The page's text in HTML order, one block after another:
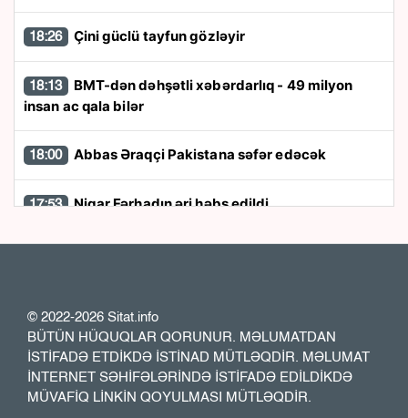
18:26 Çini güclü tayfun gözləyir
18:13
insan ac qala bilər
18:00 Abbas Əraqçi Pakistana səfər edəcək
17:53 Nigar Fərhadın əri həbs edildi
17:36 “Patriot” raketləri ilə bağlı rədd cavabı aldı
17:23 Bu klubların adları dəyişdirildi
© 2022-2026 Sitat.info
BÜTÜN HÜQUQLAR QORUNUR. MƏLUMATDAN
İSTİFADƏ ETDİKDƏ İSTİNAD MÜTLƏQDİR. MƏLUMAT
İNTERNET SƏHİFƏLƏRİNDƏ İSTİFADƏ EDİLDİKDƏ
MÜVAFİQ LİNKİN QOYULMASI MÜTLƏQDİR.